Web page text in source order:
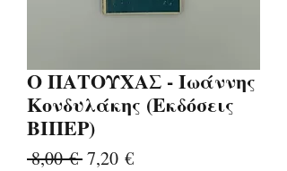
Ο ΠΑΤΟΥΧΑΣ - Ιωάννης
Κονδυλάκης (Εκδόσεις
ΒΙΠΕΡ)
8,00 € Κανονική
7,20 €Τιμή